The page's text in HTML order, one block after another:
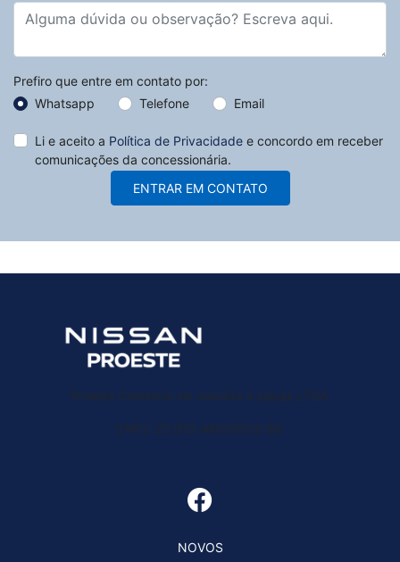
Prefiro que entre em contato por:
Whatsapp
Telefone Email
Li e aceito a Política de Privacidade e concordo em receber
comunicações da concessionária.
ENTRAR EM CONTATO
Proeste Comercio de veiculos e peças LTDA
CNPJ: 23.915.480/0003-88
NOVOS